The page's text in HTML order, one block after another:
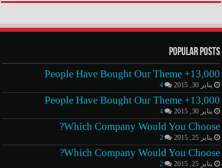
Popular Posts
13,000+ People Have Bought Our Theme
يناير 30, 2015 4
13,000+ People Have Bought Our Theme
يناير 30, 2015 4
Which Company Would You Choose?
يناير 25, 2015 2
Which Company Would You Choose?
يناير 25, 2015 2